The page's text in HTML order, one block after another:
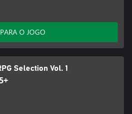
O JOGO
Selection Vol. 1